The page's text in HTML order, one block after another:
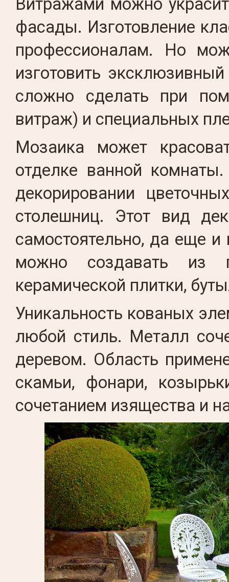
Витражами можно
фасады. Изготовление
профессионалам. Но
изготовить
сложно сделать при
витраж) и специальных
Мозаика может
отделке ванной
декорировании
столешниц. Этот вид
самостоятельно, да еще
можно создавать из
керамической плитки,
Уникальность кованых
любой стиль. Металл
деревом. Область
скамьи, фонари,
сочетанием изящества и